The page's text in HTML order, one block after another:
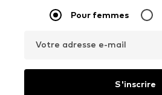
Pour femmes
Votre adresse e-mail
S'inscrire